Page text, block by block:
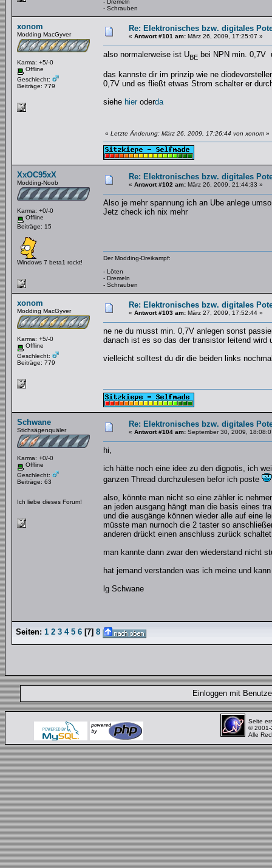
- Dremeln
- Schrauben
xonom
Modding MacGyver
Karma: +5/-0
Offline
Geschlecht:
Beiträge: 779
Re: Elektronisches bzw. digitales
« Antwort #101 am: März 26, 2009, 17:25:07 »
also normalerweise ist UBE bei NPN min. 0,7V
das kannste dir im prinzip wie ne
0,7V und es fließt etwas Strom schalter er
siehe hier oderda
« Letzte Änderung: März 26, 2009, 17:26:44 von xonom »
XxOC95xX
Modding-Noob
Karma: +0/-0
Offline
Beiträge: 15
Windows 7 beta1 rockt!
Re: Elektronisches bzw. digitales
« Antwort #102 am: März 26, 2009, 21:44:33 »
Also je mehr spannung ich an Ube anlege
Jetz check ich nix mehr
Der Modding-Dreikampf:
- Löten
- Dremeln
- Schrauben
xonom
Modding MacGyver
Karma: +5/-0
Offline
Geschlecht:
Beiträge: 779
Re: Elektronisches bzw. digitales
« Antwort #103 am: März 27, 2009, 17:52:44 »
ne ne du musst min. 0,7V anlegen sonst
danach ist es so das der transistor leitend wird
vielleicht solltest du dir die beiden links
Schwane
Stichsägenquäler
Karma: +0/-0
Offline
Geschlecht:
Beiträge: 63
Ich liebe dieses Forum!
Re: Elektronisches bzw. digitales
« Antwort #104 am: September 30, 2009,
hi,
ich hätte noch eine idee zu den digpotis, ich
ganzen Thread durchzulesen befor ich poste
also, könnte man nicht so eine zähler ic
an jeden ausgang hängt man die basis eines
und die ausgänge können wieder alle auf eine
müsste man nurnoch die 2 taster so
anderen drückt einen anschluss zurück
man kannte dann zwar den wiederstand nicht
hat jemand verstanden was ich meine und
lg Schwane
Seiten: 1 2 3 4 5 6 [7] 8
Einloggen mit
Seite
© 2001-
Alle